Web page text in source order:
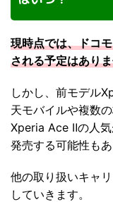
現時点では、ドコ
される予定はあり
しかし、前モデル
天モバイルや複数
Xperia Ace Ⅱの人
発売する可能性もあ
他の取り扱いキャ
していきます。